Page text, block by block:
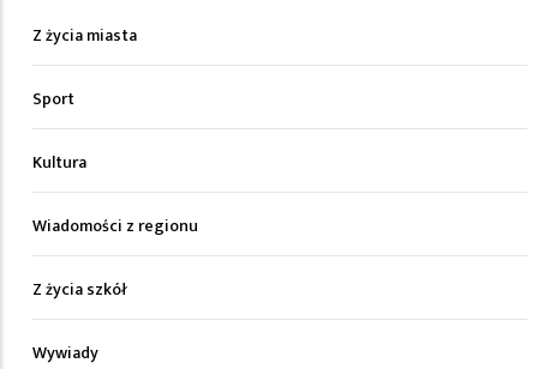
Z życia miasta
Sport
Kultura
Wiadomości z regionu
Z życia szkół
Wywiady